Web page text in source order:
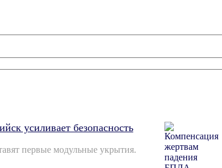
усиливает безопасность
первые модульные укрытия.